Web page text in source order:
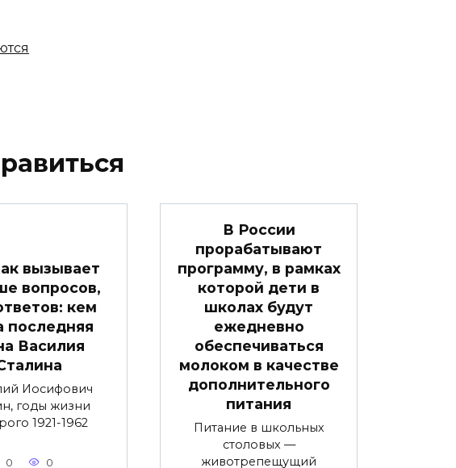
вызывает
вопросов,
кем
последняя
Василия
Иосифович
годы жизни
1921-1962
0 0
В России
прорабатывают
программу, в рамках
которой дети в
школах будут
ежедневно
обеспечиваться
молоком в качестве
дополнительного
питания
Питание в школьных
столовых —
животрепещущий